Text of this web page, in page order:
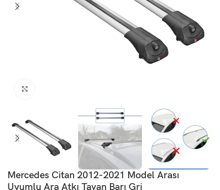
Mercedes Citan 2012-2021 Model Arası
Uyumlu Ara Atkı Tavan Barı Gri